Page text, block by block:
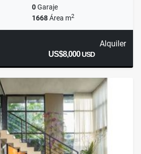
0Garaje
1668Área m2
Alquiler
US$8,000USD